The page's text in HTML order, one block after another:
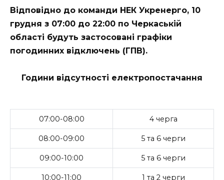
Відповідно до команди НЕК Укренерго, 10
грудня з 07:00 до 22:00 по Черкаській
області будуть застосовані графіки
погодинних відключень (ГПВ).
Години відсутності електропостачання
07:00-08:00 4 черга
08:00-09:00 5 та 6 черги
09:00-10:00 5 та 6 черги
10:00-11:00 1 та 2 черги